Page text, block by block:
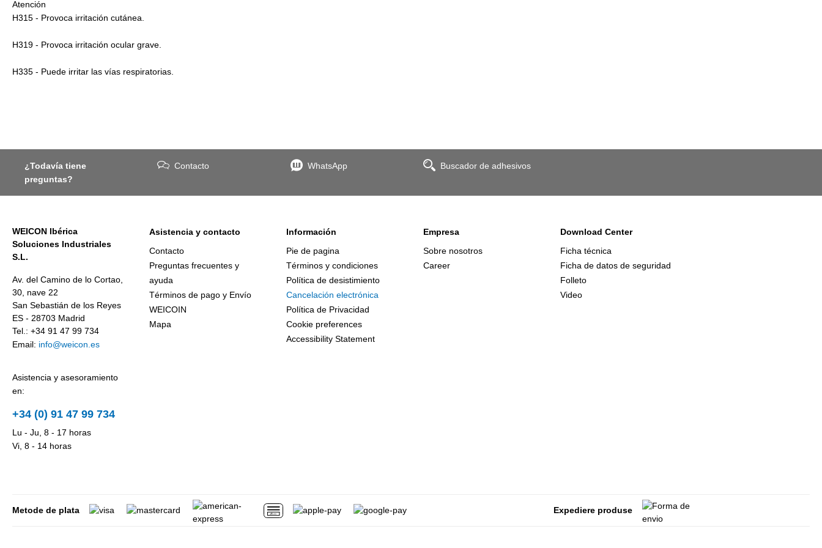
Atención
H315 - Provoca irritación cutánea.
H319 - Provoca irritación ocular grave.
H335 - Puede irritar las vías respiratorias.
¿Todavía tiene
preguntas?
Contacto WhatsApp Buscador de adhesivos
WEICON Ibérica
Soluciones Industriales
S.L.
Av. del Camino de lo Cortao,
30, nave 22
San Sebastián de los Reyes
ES - 28703 Madrid
Tel.: +34 91 47 99 734
Email: info@weicon.es
Asistencia y asesoramiento
en:
+34 (0) 91 47 99 734
Lu - Ju, 8 - 17 horas
Vi, 8 - 14 horas
Asistencia y contacto
Contacto
Preguntas frecuentes y
ayuda
Términos de pago y Envío
WEICOIN
Mapa
Información
Pie de pagina
Términos y condiciones
Política de desistimiento
Cancelación electrónica
Política de Privacidad
Cookie preferences
Accessibility Statement
Empresa
Sobre nosotros
Career
Download Center
Ficha técnica
Ficha de datos de seguridad
Folleto
Video
Metode de plata Expediere produse